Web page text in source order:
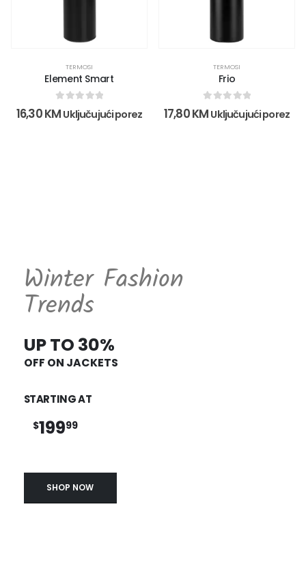
TERMOSI
Element Smart
0out of 5
16,30KM Uključujući porez
TERMOSI
Frio
0out of 5
17,80KM Uključujući porez
Winter Fashion
Trends
UP TO 30%
OFF ON JACKETS
STARTING AT
$19999
SHOP NOW